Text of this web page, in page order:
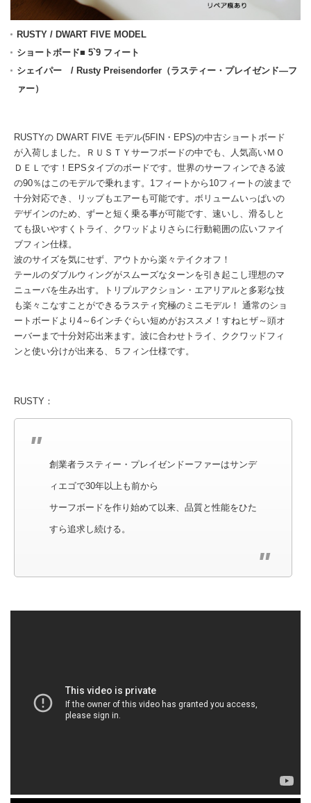
RUSTY / DWART FIVE MODEL
ショートボード■ 5`9 フィート
シェイパー / Rusty Preisendorfer（ラスティー・プレイゼンド―フ
ァー）
RUSTYの DWART FIVE モデル(5FIN・EPS)の中古ショートボード
が入荷しました。ＲＵＳＴＹサーフボードの中でも、人気高いＭＯ
ＤＥＬです！EPSタイプのボードです。世界のサーフィンできる波
の90％はこのモデルで乗れます。1フィートから10フィートの波まで
十分対応でき、リップもエアーも可能です。ボリュームいっぱいの
デザインのため、ずーと短く乗る事が可能です、速いし、滑るしと
ても扱いやすくトライ、クワッドよりさらに行動範囲の広いファイ
ブフィン仕様。
波のサイズを気にせず、アウトから楽々テイクオフ！
テールのダブルウィングがスムーズなターンを引き起こし理想のマ
ニューバを生み出す。トリプルアクション・エアリアルと多彩な技
も楽々こなすことができるラスティ究極のミニモデル！ 通常のショ
ートボードより4～6インチぐらい短めがおススメ！すねヒザ～頭オ
ーバーまで十分対応出来ます。波に合わせトライ、ククワッドフィ
ンと使い分けが出来る、５フィン仕様です。
RUSTY：
創業者ラスティー・プレイゼンドーファーはサンデ
ィエゴで30年以上も前から
サーフボードを作り始めて以来、品質と性能をひた
すら追求し続ける。